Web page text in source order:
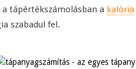
tápértékszámolásban a kalória
szabadul fel.